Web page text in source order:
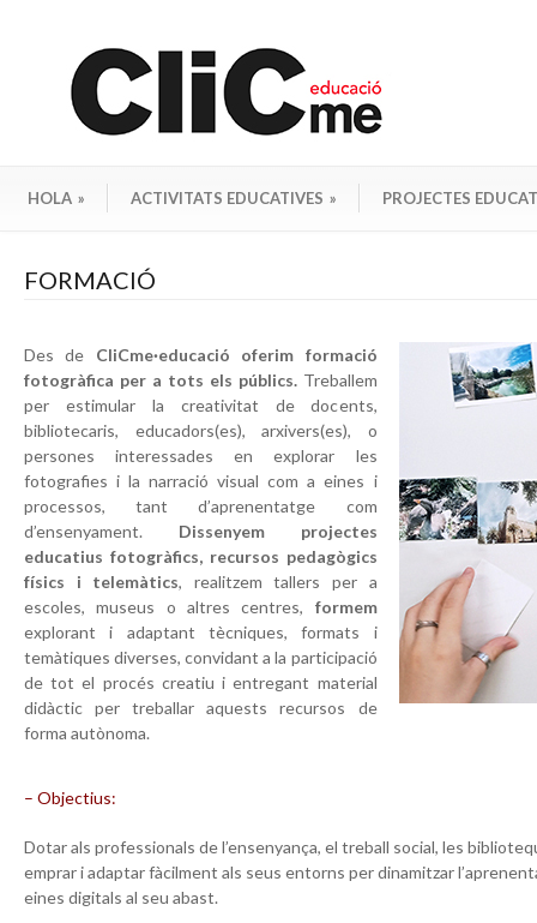
HOLA » ACTIVITATS EDUCATIVES » PROJECTES
FORMACIÓ
Des de CliCme·educació
oferim formació
fotogràfica per a tots els públics.Treballem
per estimular la creativitat de docents,
bibliotecaris, educadors(es), arxivers(es), o
persones interessades en explorar les
fotografies i la narració visual com a eines i
processos, tant d’aprenentatge com
d’ensenyament. Dissenyem projectes
educatius fotogràfics, recursos pedagògics
físics i telemàtics, realitzem tallers per a
escoles, museus o altres centres, formem
explorant i adaptant tècniques, formats i
temàtiques diverses, convidant a la participació
de tot el procés creatiu i entregant material
didàctic per treballar aquests recursos de
forma autònoma.
– Objectius:
Dotar als professionals de l’ensenyança, el treball social, les
emprar i adaptar fàcilment als seus entorns per dinamitzar
eines digitals al seu abast.